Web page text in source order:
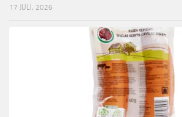
17 JULI, 2026